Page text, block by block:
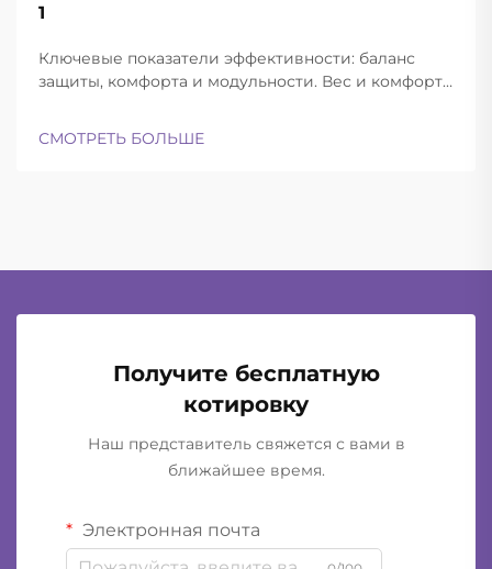
1
Ключевые показатели эффективности: баланс
защиты, комфорта и модульности. Вес и комфорт
шлемы успешно находят баланс между
СМОТРЕТЬ БОЛЬШЕ
Получите бесплатную
котировку
Наш представитель свяжется с вами в
ближайшее время.
Электронная почта